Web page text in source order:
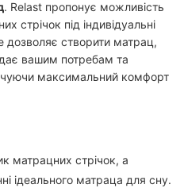
. Relast пропонує можливість
стрічок під індивідуальні
створити матрац,
вашим потребам та
максимальний комфорт
матрацних стрічок, а
ідеального матраца для сну.